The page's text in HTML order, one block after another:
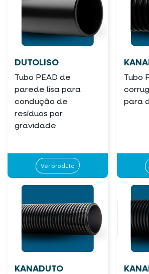
DUTOLISO
Tubo PEAD de
parede lisa para
condução de
resíduos por
gravidade
Ver produto
Tubo
para
KANADUTO